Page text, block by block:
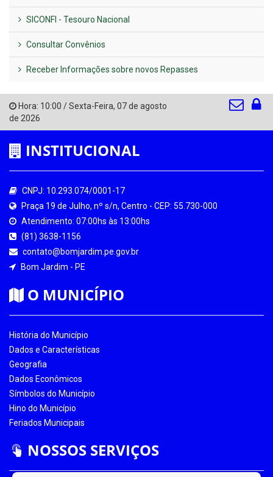
SICONFI - Tesouro Nacional
Consultar Convênios
Receber Informações sobre novos Repasses
Hora: 10:00 /Sexta-Feira, 07 de agosto
de 2026
INSTITUCIONAL
CNPJ: 10.293.074/0001-17
Praça 19 de Julho, nº s/n, Centro - CEP: 55.730-000
Atendimento: 07:00hs às 13:00hs
(81) 3638-1156
contato@bomjardim.pe.gov.br
Bom Jardim - PE
O MUNICÍPIO
História do Município
Dados e Características
Geografia
Dados Econômicos
Símbolos do Município
Hino do Município
Feriados Municipais
NOSSOS SERVIÇOS